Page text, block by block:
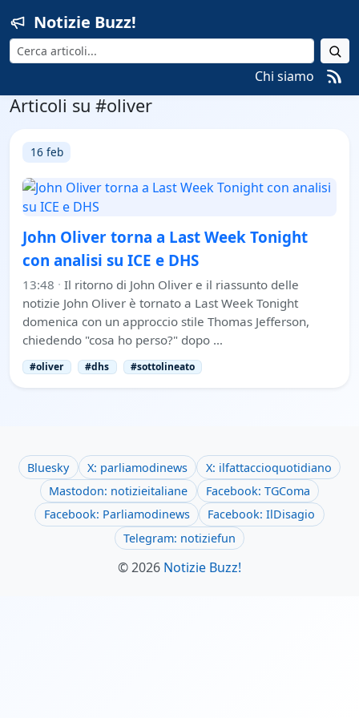
Notizie Buzz!
Cerca
Chi siamo
Articoli su #oliver
16 feb
John Oliver torna a Last Week Tonight
con analisi su ICE e DHS
13:48 · Il ritorno di John Oliver e il riassunto delle
notizie John Oliver è tornato a Last Week Tonight
domenica con un approccio stile Thomas Jefferson,
chiedendo "cosa ho perso?" dopo …
#oliver #dhs #sottolineato
Bluesky X: parliamodinews
X: ilfattaccioquotidiano
Mastodon: notizieitaliane
Facebook: TGComa
Facebook: Parliamodinews
Facebook: IlDisagio
Telegram: notiziefun
© 2026 Notizie Buzz!